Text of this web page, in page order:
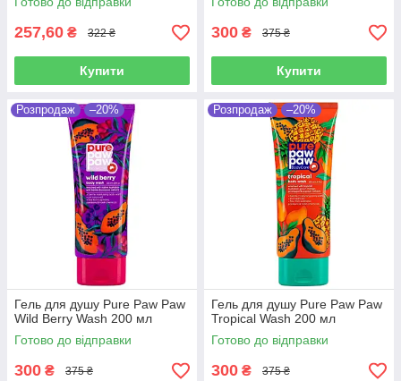
257,60 ₴ 322 ₴
Купити
300 ₴ 375 ₴
Купити
Розпродаж –20%
Гель для душу Pure Paw Paw
Wild Berry Wash 200 мл
Готово до відправки
300 ₴ 375 ₴
Розпродаж –20%
Гель для душу Pure Paw Paw
Tropical Wash 200 мл
Готово до відправки
300 ₴ 375 ₴